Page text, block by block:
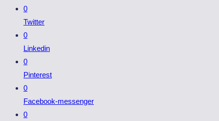
0
Twitter
0
Linkedin
0
Pinterest
0
Facebook-messenger
0